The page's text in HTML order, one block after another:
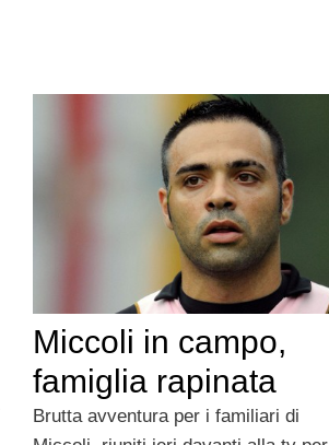
Miccoli in campo,
famiglia rapinata
Brutta avventura per i familiari di